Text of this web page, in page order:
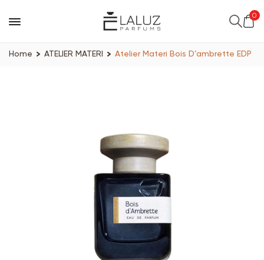
0
Home ATELIER MATERI Atelier Materi Bois D’ambrette EDP